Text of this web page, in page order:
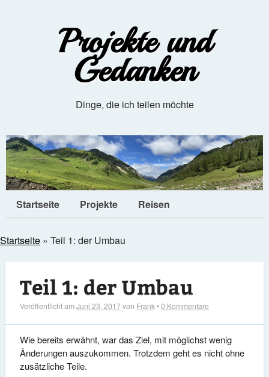
Projekte und
Gedanken
Dinge, die ich teilen möchte
Startseite Projekte Reisen
Startseite » Teil 1: der Umbau
Teil 1: der Umbau
Veröffentlicht amJuni 23, 2017von Frank•0 Kommentare
Wie bereits erwähnt, war das Ziel, mit möglichst wenig
Änderungen auszukommen. Trotzdem geht es nicht ohne
zusätzliche Teile.